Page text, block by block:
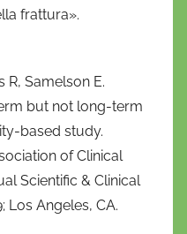
frattura».
R, Samelson E.
but not long-term
based study.
of Clinical
Scientific & Clinical
Los Angeles, CA.